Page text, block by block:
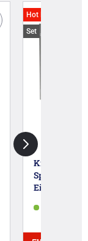
Hot Deals
Set
Kronenbach